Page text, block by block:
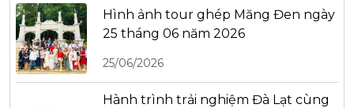
Hình ảnh tour ghép Măng Đen ngày
25 tháng 06 năm 2026
25/06/2026
Hành trình trải nghiệm Đà Lạt cùng